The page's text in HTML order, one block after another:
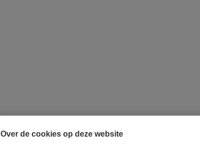
Over de cookies op deze website